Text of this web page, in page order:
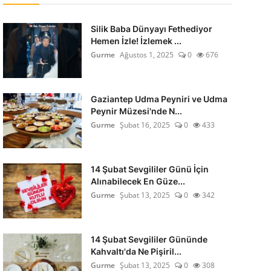
Silik Baba Dünyayı Fethediyor
Hemen İzle! İzlemek ...
Gurme Ağustos 1, 2025 0 676
Gaziantep Udma Peyniri ve Udma
Peynir Müzesi'nde N...
Gurme Şubat 16, 2025 0 433
14 Şubat Sevgililer Günü İçin
Alınabilecek En Güze...
Gurme Şubat 13, 2025 0 342
14 Şubat Sevgililer Gününde
Kahvaltı'da Ne Pişiril...
Gurme Şubat 13, 2025 0 308